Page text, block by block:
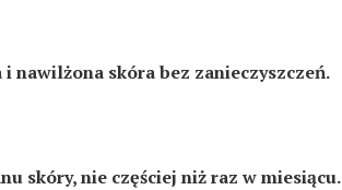
i nawilżona skóra bez zanieczyszczeń.
skóry, nie częściej niż raz w miesiącu.